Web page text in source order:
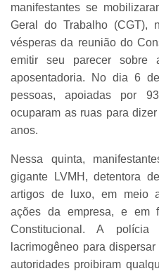
manifestantes se
Geral do Trabalho (CGT),
vésperas da reunião do
emitir seu parecer sobre
aposentadoria. No dia 6
pessoas, apoiadas por
ocuparam as ruas para
anos.
Nessa quinta,
gigante LVMH, detentora
artigos de luxo, em meio
ações da empresa, e em
Constitucional. A
lacrimogêneo para
autoridades proibiram